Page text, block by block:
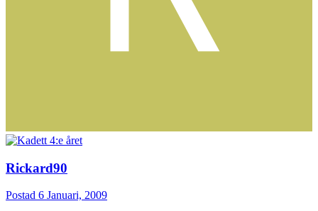
Rickard90
Postad 6 Januari, 2009